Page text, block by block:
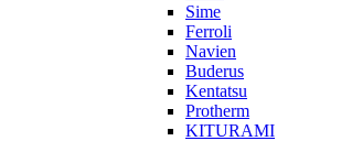
Sime
Ferroli
Navien
Buderus
Kentatsu
Protherm
KITURAMI